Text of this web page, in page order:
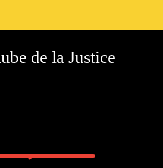
de la Justice